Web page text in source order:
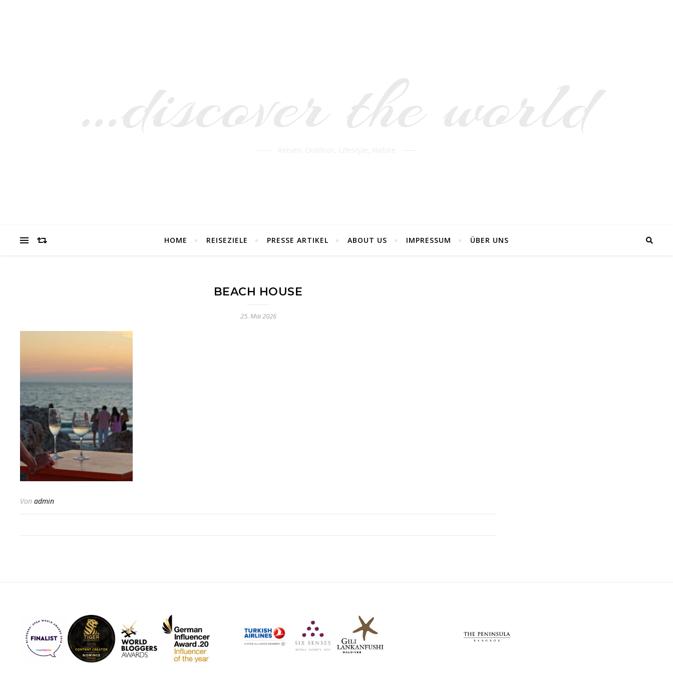
HOME REISEZIELE PRESSE ARTIKEL ABOUT US IMPRESSUM ÜBER UNS
BEACH HOUSE
25. Mai 2026
Von admin